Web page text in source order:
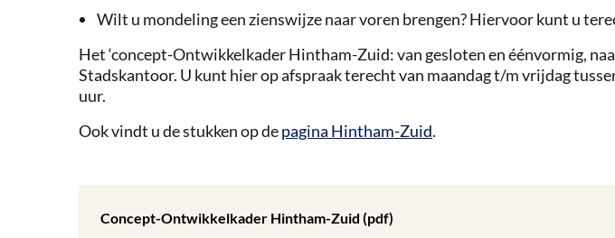
Wilt u mondeling een zienswijze naar voren brengen? Hiervoor kunt u
Het ‘concept-Ontwikkelkader Hintham-Zuid: van gesloten en éénvormig,
Stadskantoor. U kunt hier op afspraak terecht van maandag t/m vrijdag
uur.
Ook vindt u de stukken op depagina Hintham-Zuid.
Concept-Ontwikkelkader Hintham-Zuid (pdf)
Lees